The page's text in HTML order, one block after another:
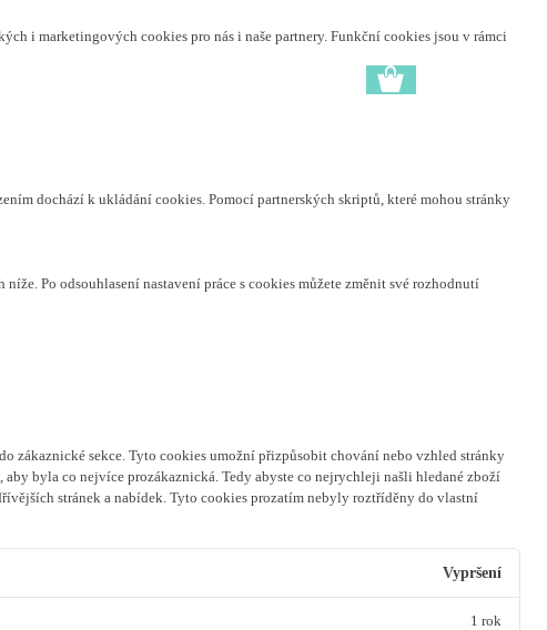
i marketingových cookies pro nás i naše partnery. Funkční cookies jsou v rámci
dochází k ukládání cookies. Pomocí partnerských skriptů, které mohou stránky
Po odsouhlasení nastavení práce s cookies můžete změnit své rozhodnutí
zákaznické sekce. Tyto cookies umožní přizpůsobit chování nebo vzhled stránky
byla co nejvíce prozákaznická. Tedy abyste co nejrychleji našli hledané zboží
stránek a nabídek. Tyto cookies prozatím nebyly roztříděny do vlastní
Vypršení
1 rok